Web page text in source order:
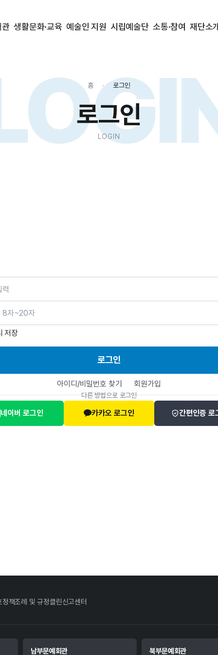
관 생활문화·교육 예술인 지원 시립예술단 소통·참여 재단소
홈 로그인
로그인
LOGIN
저장
로그인
아이디/비밀번호 찾기 회원가입
다른 방법으로 로그인
네이버 로그인 카카오 로그인 간편인증 로
정책조례 및 규정클린신고센터
남부문예회관 북부문예회관